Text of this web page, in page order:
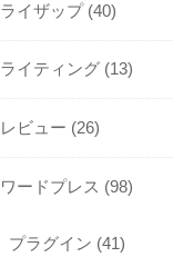
ライザップ (40)
ライティング (13)
レビュー (26)
ワードプレス (98)
プラグイン (41)